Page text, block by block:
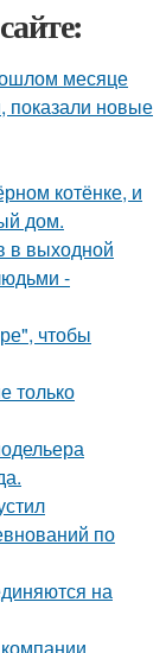
месяце
показали новые
котёнке, и
дом.
в выходной
-
чтобы
только
по
на